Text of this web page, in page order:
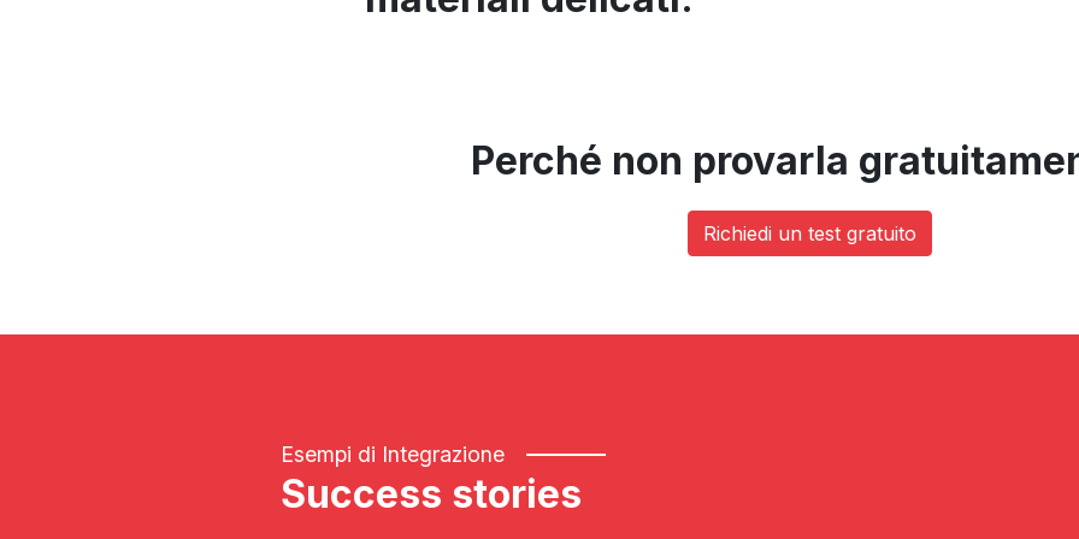
Perché non provarla
Richiedi un test gratuito
Esempi di Integrazione
Success stories